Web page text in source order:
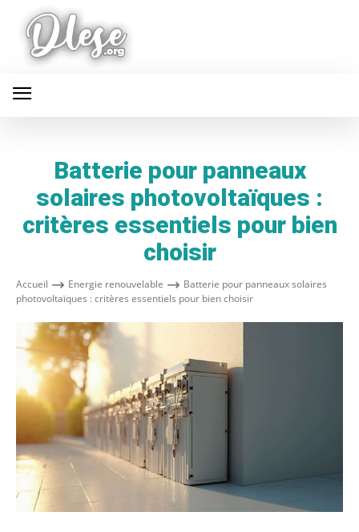
Batterie pour panneaux
solaires photovoltaïques :
critères essentiels pour bien
choisir
Accueil Energie renouvelable
Batterie pour panneaux solaires
photovoltaïques : critères essentiels pour bien choisir